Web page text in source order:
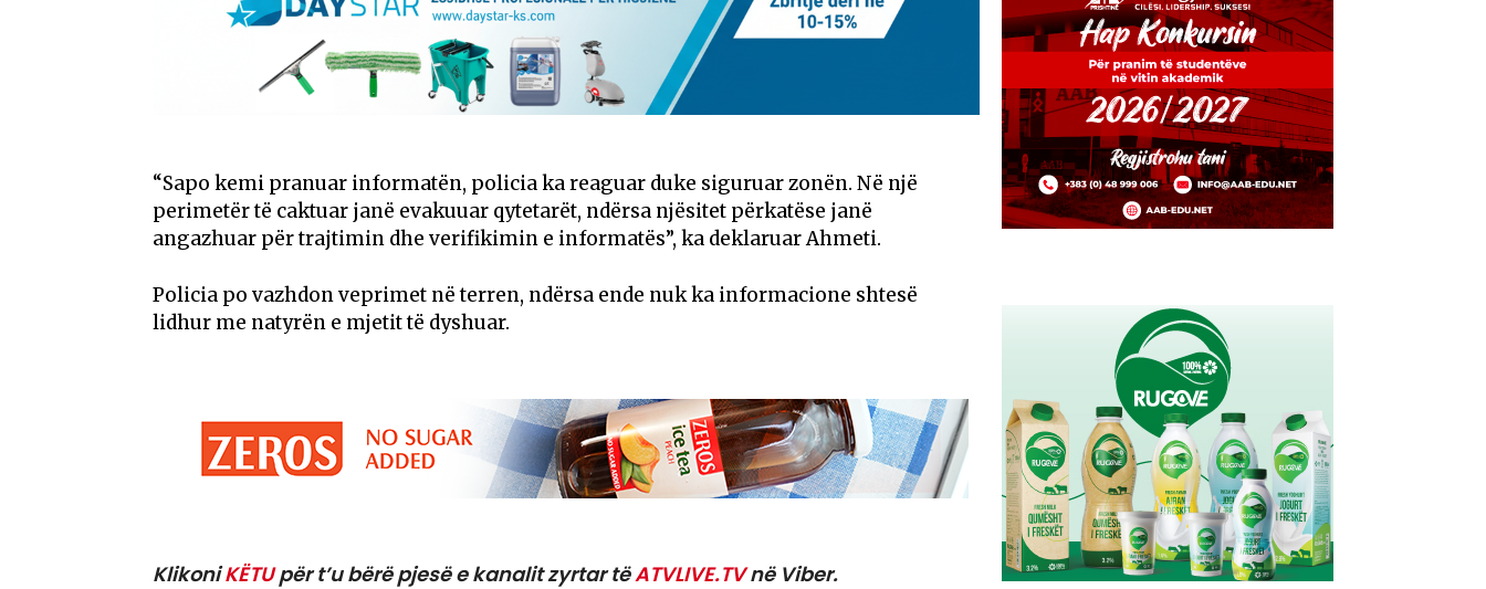
“Sapo kemi pranuar informatën, policia ka reaguar duke siguruar zonën. Në një
perimetër të caktuar janë evakuuar qytetarët, ndërsa njësitet përkatëse janë
angazhuar për trajtimin dhe verifikimin e informatës”, ka deklaruar Ahmeti.
Policia po vazhdon veprimet në terren, ndërsa ende nuk ka informacione shtesë
lidhur me natyrën e mjetit të dyshuar.
KlikoniKËTUpër t’u bërë pjesë e kanalit zyrtar tëATVLIVE.TVnë Viber.